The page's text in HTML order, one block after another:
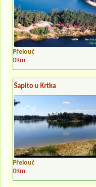
Přelouč
0Km
Šapito u Krtka
Přelouč
0Km